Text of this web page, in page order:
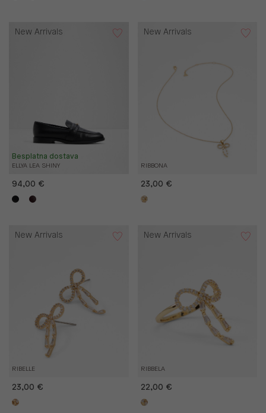
ELLYA LEA SHINY
Besplatna dostava
New Arrivals
94,00 €
RIBBONA
New Arrivals
23,00 €
RIBELLE
New Arrivals
23,00 €
RIBBELA
New Arrivals
22,00 €